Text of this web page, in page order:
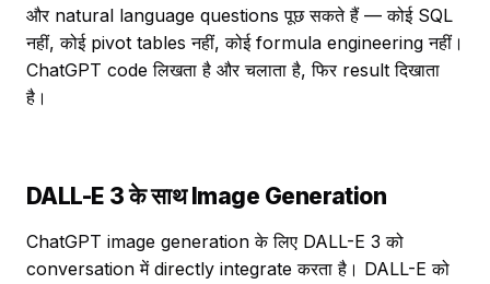
और natural language questions पूछ सकते हैं — कोई SQL
नहीं, कोई pivot tables नहीं, कोई formula engineering नहीं।
ChatGPT code लिखता है और चलाता है, फिर result दिखाता
है।
DALL-E 3 के साथ Image Generation
ChatGPT image generation के लिए DALL-E 3 को
conversation में directly integrate करता है। DALL-E को